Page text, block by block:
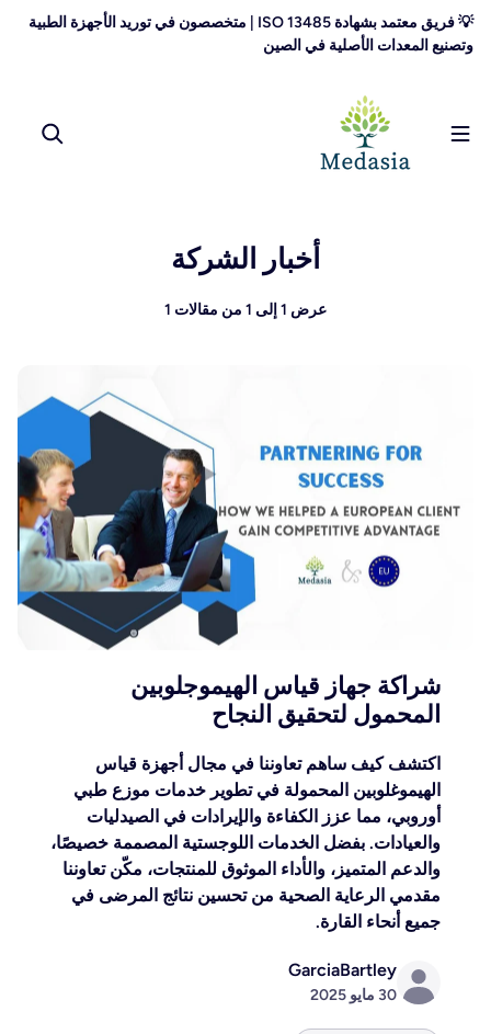
💡 فريق معتمد بشهادة ISO 13485 | متخصصون في توريد الأجهزة الطبية
وتصنيع المعدات الأصلية في الصين
أخبار الشركة
عرض 1 إلى 1 من مقالات 1
شراكة جهاز قياس الهيموجلوبين
المحمول لتحقيق النجاح
اكتشف كيف ساهم تعاوننا في مجال أجهزة قياس
الهيموغلوبين المحمولة في تطوير خدمات موزع طبي
أوروبي، مما عزز الكفاءة والإيرادات في الصيدليات
والعيادات. بفضل الخدمات اللوجستية المصممة خصيصًا،
والدعم المتميز، والأداء الموثوق للمنتجات، مكّن تعاوننا
مقدمي الرعاية الصحية من تحسين نتائج المرضى في
جميع أنحاء القارة.
GarciaBartley
30 مايو 2025